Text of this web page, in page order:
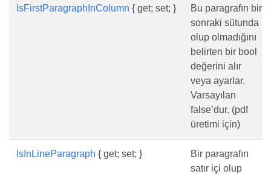
IsFirstParagraphInColumn { get; set; }
Bu paragrafın bir
sonraki sütunda
olup olmadığını
belirten bir bool
değerini alır
veya ayarlar.
Varsayılan
false’dur. (pdf
üretimi için)
IsInLineParagraph { get; set; }
Bir paragrafın
satır içi olup